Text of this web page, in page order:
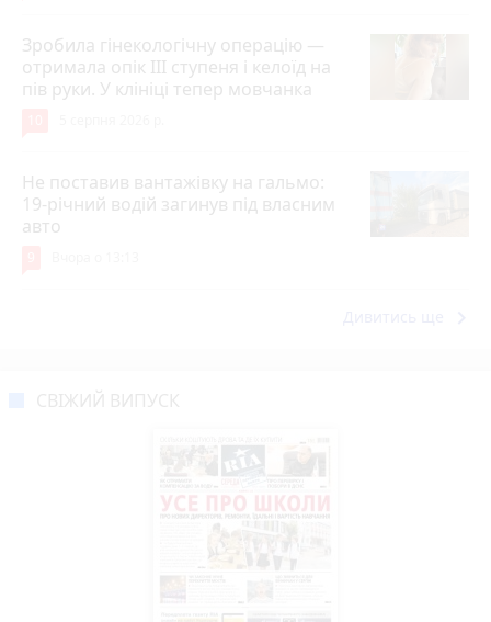
Зробила гінекологічну операцію —
отримала опік ІІІ ступеня і келоїд на
пів руки. У клініці тепер мовчанка
Не поставив вантажівку на гальмо:
19-річний водій загинув під власним
авто